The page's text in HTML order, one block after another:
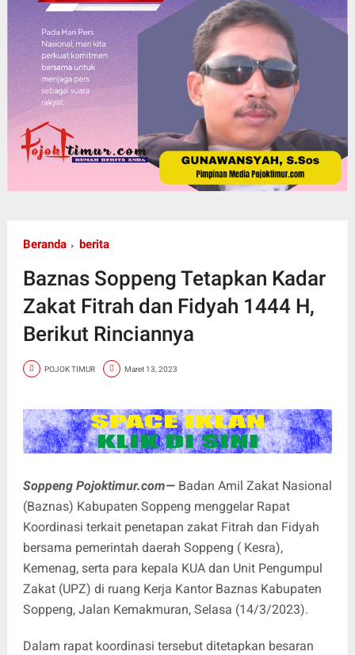
Beranda berita
Baznas Soppeng Tetapkan Kadar
Zakat Fitrah dan Fidyah 1444 H,
Berikut Rinciannya
POJOK TIMUR Maret 13, 2023
Soppeng Pojoktimur.com—Badan Amil Zakat Nasional
(Baznas) Kabupaten Soppeng menggelar Rapat
Koordinasi terkait penetapan zakat Fitrah dan Fidyah
bersama pemerintah daerah Soppeng ( Kesra),
Kemenag, serta para kepala KUA dan Unit Pengumpul
Zakat (UPZ) di ruang Kerja Kantor Baznas Kabupaten
Soppeng, Jalan Kemakmuran, Selasa (14/3/2023).
Dalam rapat koordinasi tersebut ditetapkan besaran